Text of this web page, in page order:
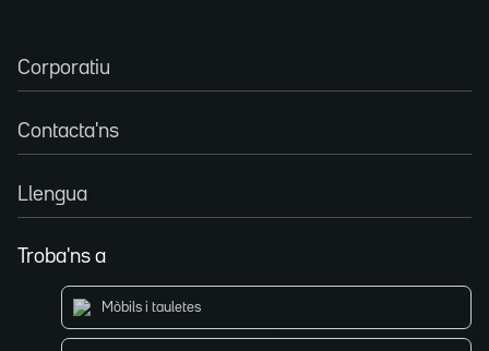
Corporatiu
Contacta'ns
Llengua
Troba'ns a
Mòbils i tauletes